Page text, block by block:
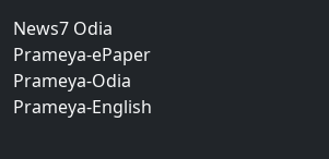
News7 Odia
Prameya-ePaper
Prameya-Odia
Prameya-English